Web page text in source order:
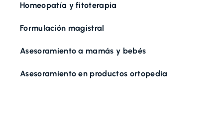
Homeopatía y fitoterapia
Formulación magistral
Asesoramiento a mamás y bebés​
Asesoramiento en productos ortopedia